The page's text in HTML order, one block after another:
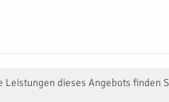
Leistungen dieses Angebots finden